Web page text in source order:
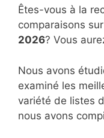
Êtes-vous à la
comparaisons sur
2026? Vous
Nous avons
examiné les
variété de listes
nous avons